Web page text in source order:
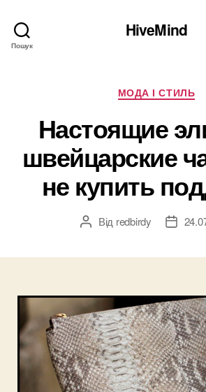
Пошук
HiveMind
Категорії
МОДА І СТИЛЬ
Настоящие
швейцарские
не купить
Автор
Від redbirdy
Дата